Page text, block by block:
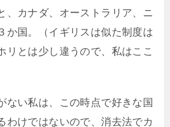
、カナダ、オーストラリア、ニ
か国。（イギリスは似た制度は
リとは少し違うので、私はここ
ない私は、この時点で好きな国
わけではないので、消去法でカ